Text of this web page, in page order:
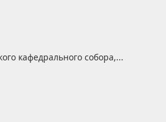
кафедрального собора,...